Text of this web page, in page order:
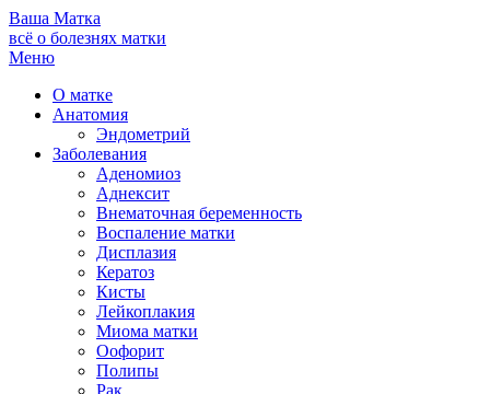
Ваша Матка
всё о болезнях матки
Меню
О матке
Анатомия
Эндометрий
Заболевания
Аденомиоз
Аднексит
Внематочная беременность
Воспаление матки
Дисплазия
Кератоз
Кисты
Лейкоплакия
Миома матки
Оофорит
Полипы
Рак